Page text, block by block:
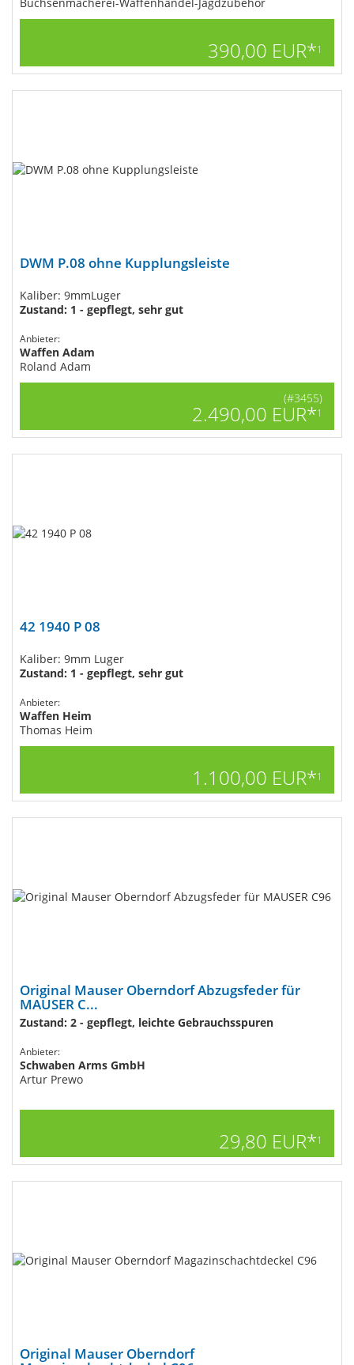
390,00 EUR*1
DWM P.08 ohne Kupplungsleiste
Kaliber: 9mmLuger
Zustand: 1 - gepflegt, sehr gut
Anbieter:
Waffen Adam
Roland Adam
(#3455)
2.490,00 EUR*1
42 1940 P 08
Kaliber: 9mm Luger
Zustand: 1 - gepflegt, sehr gut
Anbieter:
Waffen Heim
Thomas Heim
1.100,00 EUR*1
Original Mauser Oberndorf Abzugsfeder für
MAUSER C...
Zustand: 2 - gepflegt, leichte Gebrauchsspuren
Anbieter:
Schwaben Arms GmbH
Artur Prewo
29,80 EUR*1
Original Mauser Oberndorf